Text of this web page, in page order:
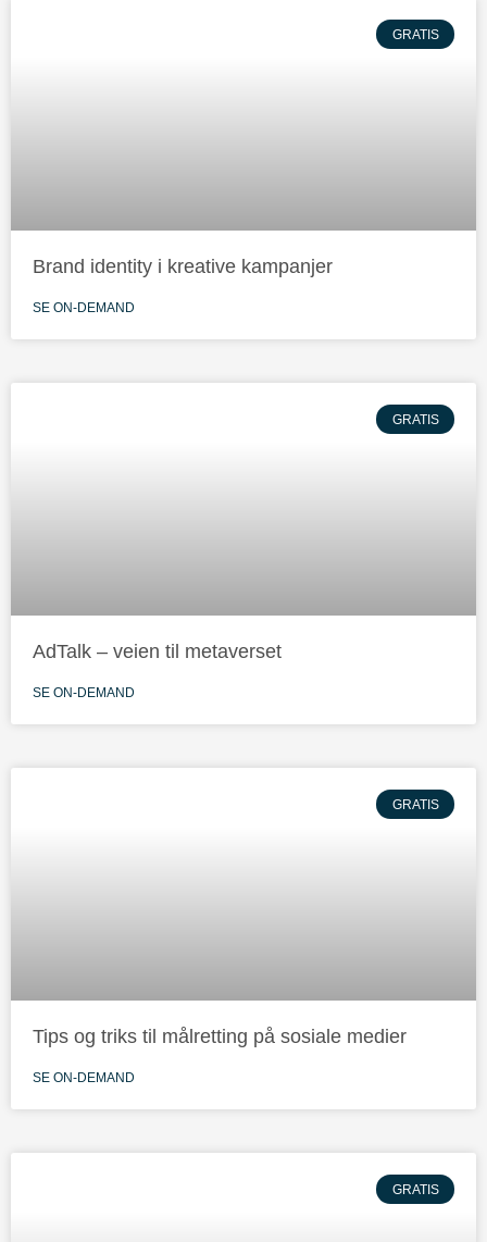
GRATIS
Brand identity i kreative kampanjer
SE ON-DEMAND
GRATIS
AdTalk – veien til metaverset
SE ON-DEMAND
GRATIS
Tips og triks til målretting på sosiale medier
SE ON-DEMAND
GRATIS